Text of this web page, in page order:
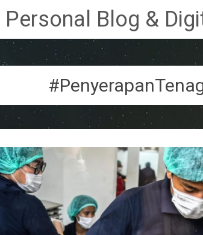
Personal Blog &